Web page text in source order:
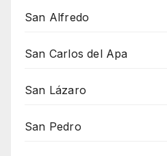
San Alfredo
San Carlos del Apa
San Lázaro
San Pedro